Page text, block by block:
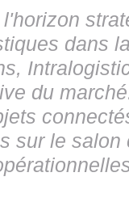
dans
du
sur le